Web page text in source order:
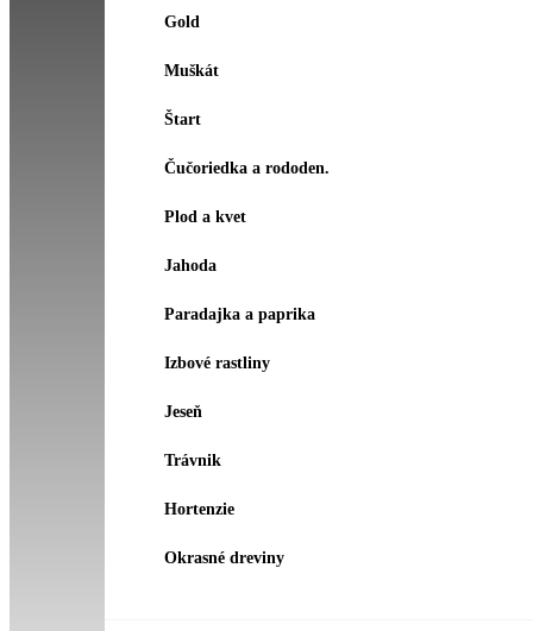
Gold
Muškát
Štart
Čučoriedka a rododen.
Plod a kvet
Jahoda
Paradajka a paprika
Izbové rastliny
Jeseň
Trávnik
Hortenzie
Okrasné dreviny